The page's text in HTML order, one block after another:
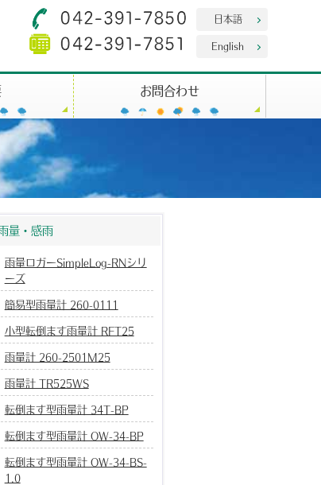
日本語
English
お問合わせ
量・感雨
雨量ロガーSimpleLog-RNシリ
ーズ
簡易型雨量計 260-0111
小型転倒ます雨量計 RFT25
雨量計 260-2501M25
雨量計 TR525WS
転倒ます型雨量計 34T-BP
転倒ます型雨量計 OW-34-BP
転倒ます型雨量計 OW-34-BS-
1.0